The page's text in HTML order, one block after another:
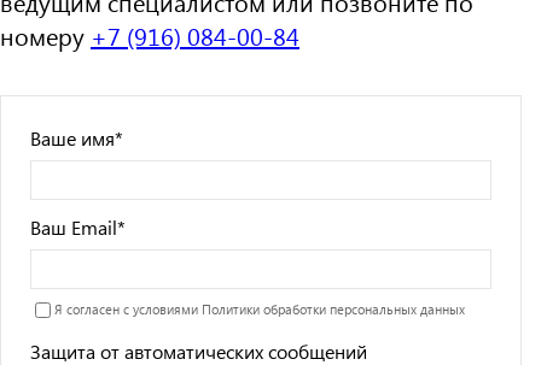
номеру +7 (916) 084-00-84
Ваше имя*
Ваш Email*
Я согласен с условиями Политики обработки персональных данных
Защита от автоматических сообщений